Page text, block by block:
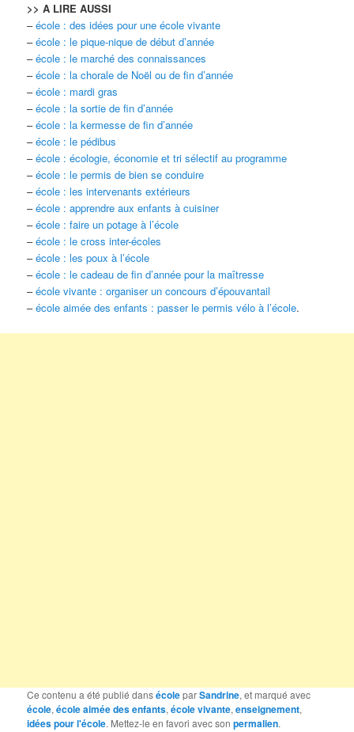
>> A LIRE AUSSI
–école : des idées pour une école vivante
–école : le pique-nique de début d’année
–école : le marché des connaissances
–école : la chorale de Noël ou de fin d’année
–école : mardi gras
–école : la sortie de fin d’année
–école : la kermesse de fin d’année
–école : le pédibus
–école : écologie, économie et tri sélectif au programme
–école : le permis de bien se conduire
–école : les intervenants extérieurs
–école : apprendre aux enfants à cuisiner
–école : faire un potage à l’école
–école : le cross inter-écoles
–école : les poux à l’école
–école : le cadeau de fin d’année pour la maîtresse
–école vivante : organiser un concours d’épouvantail
–école aimée des enfants : passer le permis vélo à l’école.
Ce contenu a été publié dansécoleparSandrine, et marqué avec
école,école aimée des enfants,école vivante,enseignement,
idées pour l'école. Mettez-le en favori avec sonpermalien.